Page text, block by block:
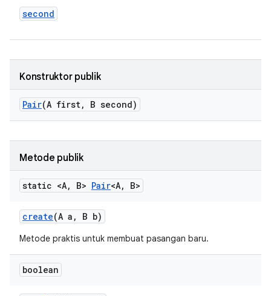
second
Konstruktor publik
Pair(A first, B second)
Metode publik
static <A, B> Pair<A, B>
create(A a , B b)
Metode praktis untuk membuat pasangan baru.
boolean